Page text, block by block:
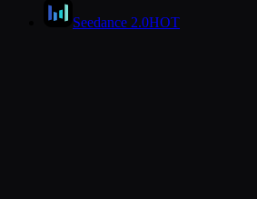
Seedance 2.0HOT